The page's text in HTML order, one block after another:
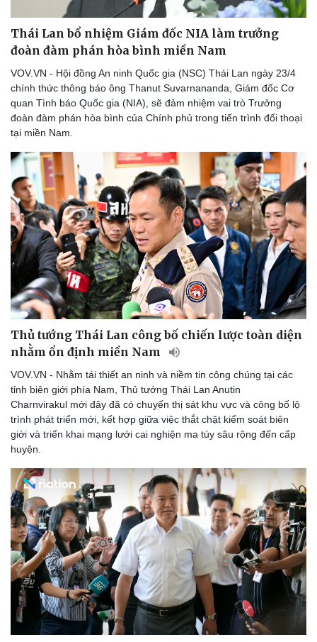
Thái Lan bổ nhiệm Giám đốc NIA làm trưởng
đoàn đàm phán hòa bình miền Nam
VOV.VN - Hội đồng An ninh Quốc gia (NSC) Thái Lan ngày 23/4
chính thức thông báo ông Thanut Suvarnananda, Giám đốc Cơ
quan Tình báo Quốc gia (NIA), sẽ đảm nhiệm vai trò Trưởng
đoàn đàm phán hòa bình của Chính phủ trong tiến trình đối thoại
tại miền Nam.
Thủ tướng Thái Lan công bố chiến lược toàn diện
nhằm ổn định miền Nam
VOV.VN - Nhằm tái thiết an ninh và niềm tin công chúng tại các
tỉnh biên giới phía Nam, Thủ tướng Thái Lan Anutin
Charnvirakul mới đây đã có chuyến thị sát khu vực và công bố lộ
trình phát triển mới, kết hợp giữa việc thắt chặt kiểm soát biên
giới và triển khai mạng lưới cai nghiện ma túy sâu rộng đến cấp
huyện.